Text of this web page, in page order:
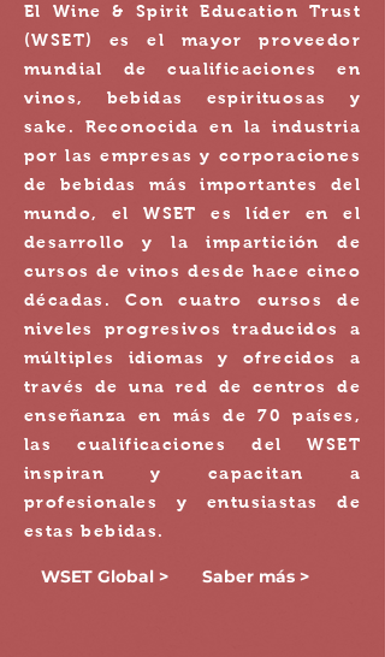
El Wine & Spirit Education Trust
(WSET) es el mayor proveedor
mundial de cualificaciones en
vinos, bebidas espirituosas y
sake. Reconocida en la industria
por las empresas y corporaciones
de bebidas más importantes del
mundo, el WSET es líder en el
desarrollo y la impartición de
cursos de vinos desde hace cinco
décadas. Con cuatro cursos de
niveles progresivos traducidos a
múltiples idiomas y ofrecidos a
través de una red de centros de
enseñanza en más de 70 países,
las cualificaciones del WSET
inspiran y capacitan a
profesionales y entusiastas de
estas bebidas.
WSET Global > Saber más >